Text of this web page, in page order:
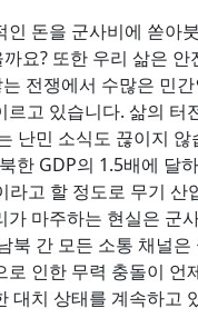
인 돈을 군사비에 쏟아
요? 또한 우리 삶은 안
전쟁에서 수많은 민
르고 있습니다. 삶의 터
난민 소식도 끊이지 않
한 GDP의 1.5배에 달
라고 할 정도로 무기 산
가 마주하는 현실은 군
북 간 모든 소통 채널은
로 인한 무력 충돌이 언
대치 상태를 계속하고